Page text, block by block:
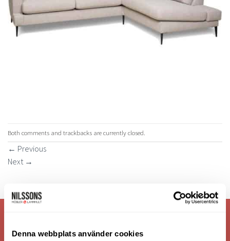
Denna webbplats använder cookies
Both comments and trackbacks are currently closed.
← Previous
Next →